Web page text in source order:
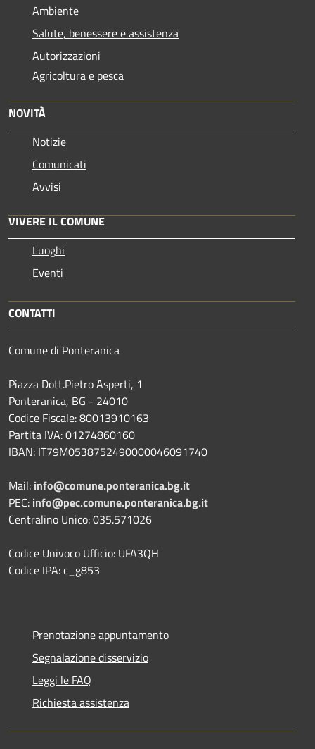
Ambiente
Salute, benessere e assistenza
Autorizzazioni
Agricoltura e pesca
NOVITÀ
Notizie
Comunicati
Avvisi
VIVERE IL COMUNE
Luoghi
Eventi
CONTATTI
Comune di Ponteranica
Piazza Dott.Pietro Asperti, 1
Ponteranica, BG - 24010
Codice Fiscale: 80013910163
Partita IVA: 01274860160
IBAN: IT79M0538752490000046091740
Mail: info@comune.ponteranica.bg.it
PEC: info@pec.comune.ponteranica.bg.it
Centralino Unico: 035.571026
Codice Univoco Ufficio: UFA3QH
Codice IPA: c_g853
Prenotazione appuntamento
Segnalazione disservizio
Leggi le FAQ
Richiesta assistenza